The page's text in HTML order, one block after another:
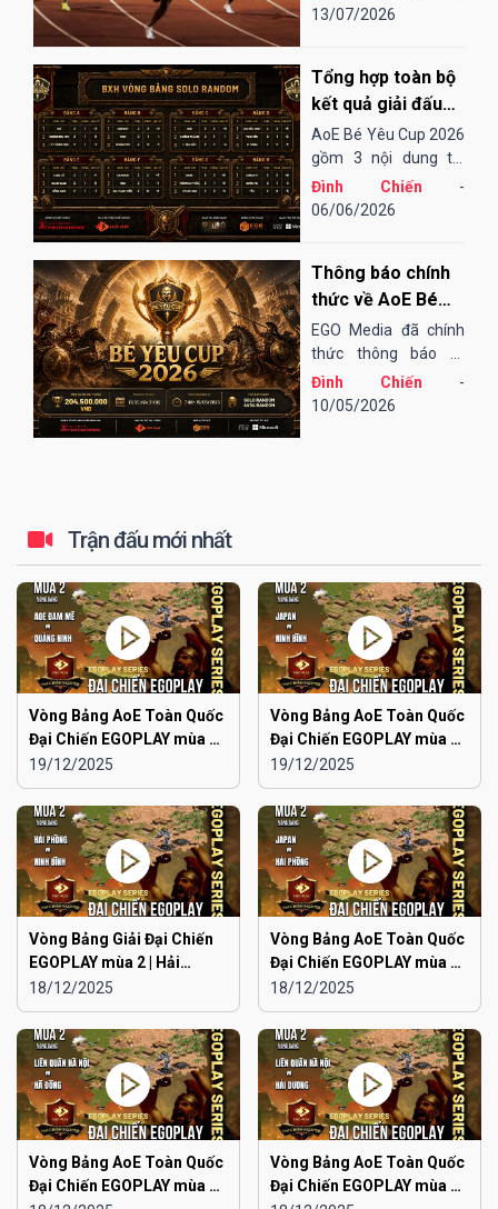
bằng cảm tính hoặc
song đôi khi lại không
thu hoạch được...
13/07/2026
Tổng hợp toàn bộ
kết quả giải đấu
AoE Bé Yêu Cup
2026
AoE Bé Yêu Cup 2026
gồm 3 nội dung thi
đấu: Solo Random,
Solo Shang và 4vs4
Online qua nền tảng
EGOPLAY, các trận
bán kết và chung...
Đình Chiến -
06/06/2026
Thông báo chính
thức về AoE Bé
Yêu Cup 2026
EGO Media đã chính
thức thông báo tổ
chức giải đấu AoE Bé
Yêu Cup 2026 (lần
Đình Chiến -
10/05/2026
Trận đấu mới nhất
Vòng Bảng AoE Toàn Quốc
Đại Chiến EGOPLAY mùa 2 |
Aoe Đam Mê vs Quảng
Ninh
19/12/2025
Vòng Bảng AoE Toàn Quốc
Đại Chiến EGOPLAY mùa 2 |
Japan vs Ninh Bình
19/12/2025
Vòng Bảng Giải Đại Chiến
EGOPLAY mùa 2 | Hải
Phòng vs Ninh Bình
18/12/2025
Vòng Bảng AoE Toàn Quốc
Đại Chiến EGOPLAY mùa 2 |
Japan vs Hải Phòng
18/12/2025
Vòng Bảng AoE Toàn Quốc
Đại Chiến EGOPLAY mùa 2 |
Vòng Bảng AoE Toàn Quốc
Đại Chiến EGOPLAY mùa 2 |